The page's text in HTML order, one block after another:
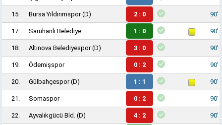
15. Bursa Yıldırımspor(D) 2 : 0 90'
17. Saruhanlı Belediye 1 : 0 90'
18. Altınova Belediyespor(D) 3 : 0 90'
19. Ödemişspor 0 : 2 90'
20. Gülbahçespor(D) 1 : 1 90'
21. Somaspor 0 : 2 90'
22. Ayvalıkgücü Bld. (D) 4 : 2 90'